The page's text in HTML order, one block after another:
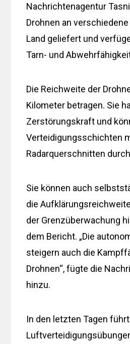
Nachrichtenagentur
Drohnen an
Land geliefert und
Tarn- und
Die Reichweite der
Kilometer betragen. Sie
Zerstörungskraft und
Verteidigungsschichten
Radarquerschnitten
Sie können auch
die
der Grenzüberwachung
dem Bericht. „Die
steigern auch die
Drohnen“, fügte die
hinzu.
In den letzten Tagen